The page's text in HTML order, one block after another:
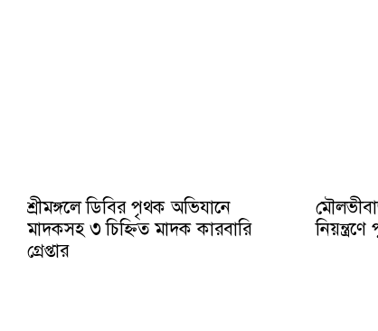
শ্রীমঙ্গলে ডিবির পৃথক অভিযানে
মাদকসহ ৩ চিহ্নিত মাদক কারবারি
গ্রেপ্তার